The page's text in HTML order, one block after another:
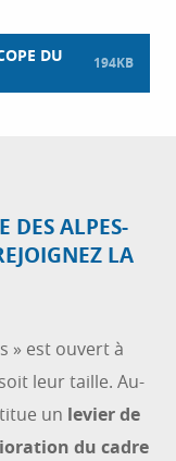
DU 194KB
DES ALPES-
LA
» est ouvert à
leur taille. Au-
un levier de
du cadre